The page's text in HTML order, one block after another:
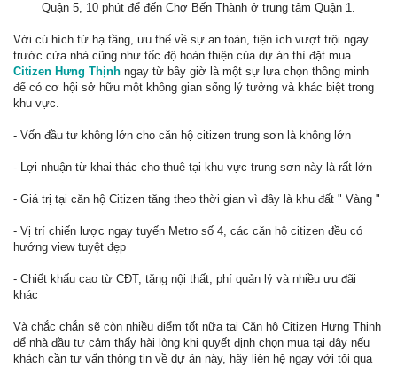
Quận 5, 10 phút để đến Chợ Bến Thành ở trung tâm Quận 1.
Với cú hích từ hạ tầng, ưu thế về sự an toàn, tiện ích vượt trội ngay
trước cửa nhà cũng như tốc độ hoàn thiện của dự án thì đặt mua
Citizen Hưng Thịnh ngay từ bây giờ là một sự lựa chọn thông minh
để có cơ hội sở hữu một không gian sống lý tưởng và khác biệt trong
khu vực.​
- Vốn đầu tư không lớn cho căn hộ citizen trung sơn là không lớn
- Lợi nhuận từ khai thác cho thuê tại khu vực trung sơn này là rất lớn
- Giá trị tại căn hộ Citizen tăng theo thời gian vì đây là khu đất " Vàng "
- Vị trí chiến lược ngay tuyến Metro số 4, các căn hộ citizen đều có
hướng view tuyệt đẹp
- Chiết khấu cao từ CĐT, tặng nội thất, phí quản lý và nhiều ưu đãi
khác
Và chắc chắn sẽ còn nhiều điểm tốt nữa tại Căn hộ Citizen Hưng Thịnh
để nhà đầu tư cảm thấy hài lòng khi quyết định chọn mua tại đây nếu
khách cần tư vấn thông tin về dự án này, hãy liên hệ ngay với tôi qua